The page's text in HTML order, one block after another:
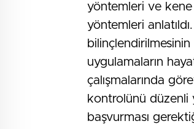
yöntemleri ve kene
yöntemleri
uygulamaların
çalışmalarında
kontrolünü düzenli
başvurması